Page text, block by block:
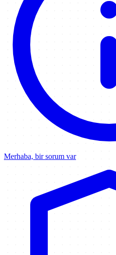
Merhaba, bir sorum var